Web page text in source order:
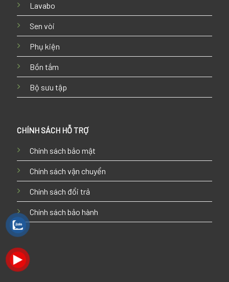
Lavabo
Sen vòi
Phụ kiện
Bồn tắm
Bộ sưu tập
CHÍNH SÁCH HỖ TRỢ
Chính sách bảo mật
Chính sách vận chuyển
Chính sách đổi trả
Chính sách bảo hành